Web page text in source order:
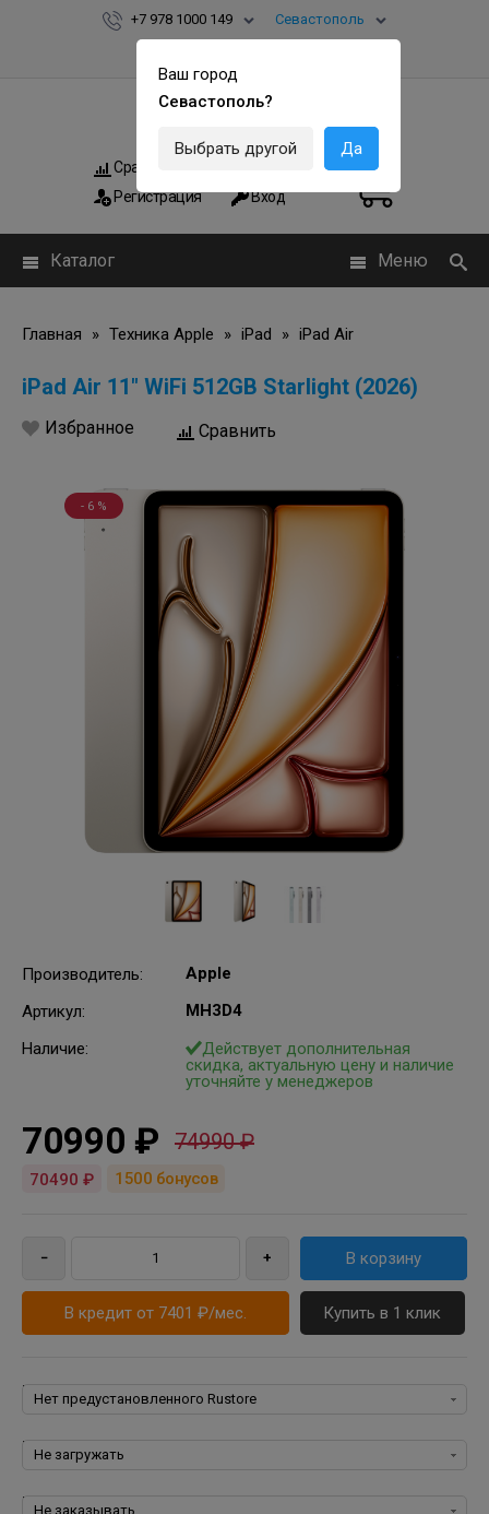
Ваш город
Севастополь?
Выбрать другой Да
+7 978 1000 149 Севастополь
Сравнить
Регистрация
Мои заказы
Вход
0
Каталог Меню
Главная » Техника Apple » iPad » iPad Air
iPad Air 11" WiFi 512GB Starlight (2026)
Избранное Сравнить
- 6 %
Производитель:
Apple
Артикул:
MH3D4
Наличие:
Действует дополнительная
скидка, актуальную цену и наличие
уточняйте у менеджеров
70990 ₽ 74990 ₽
1500 бонусов
70490 ₽
В кредит от 7401 ₽/мес. Купить в 1 клик
Rustore:
Пакеты программ для iPhone, iPad, iPod, iOS:
Программное обеспечение для iOS: